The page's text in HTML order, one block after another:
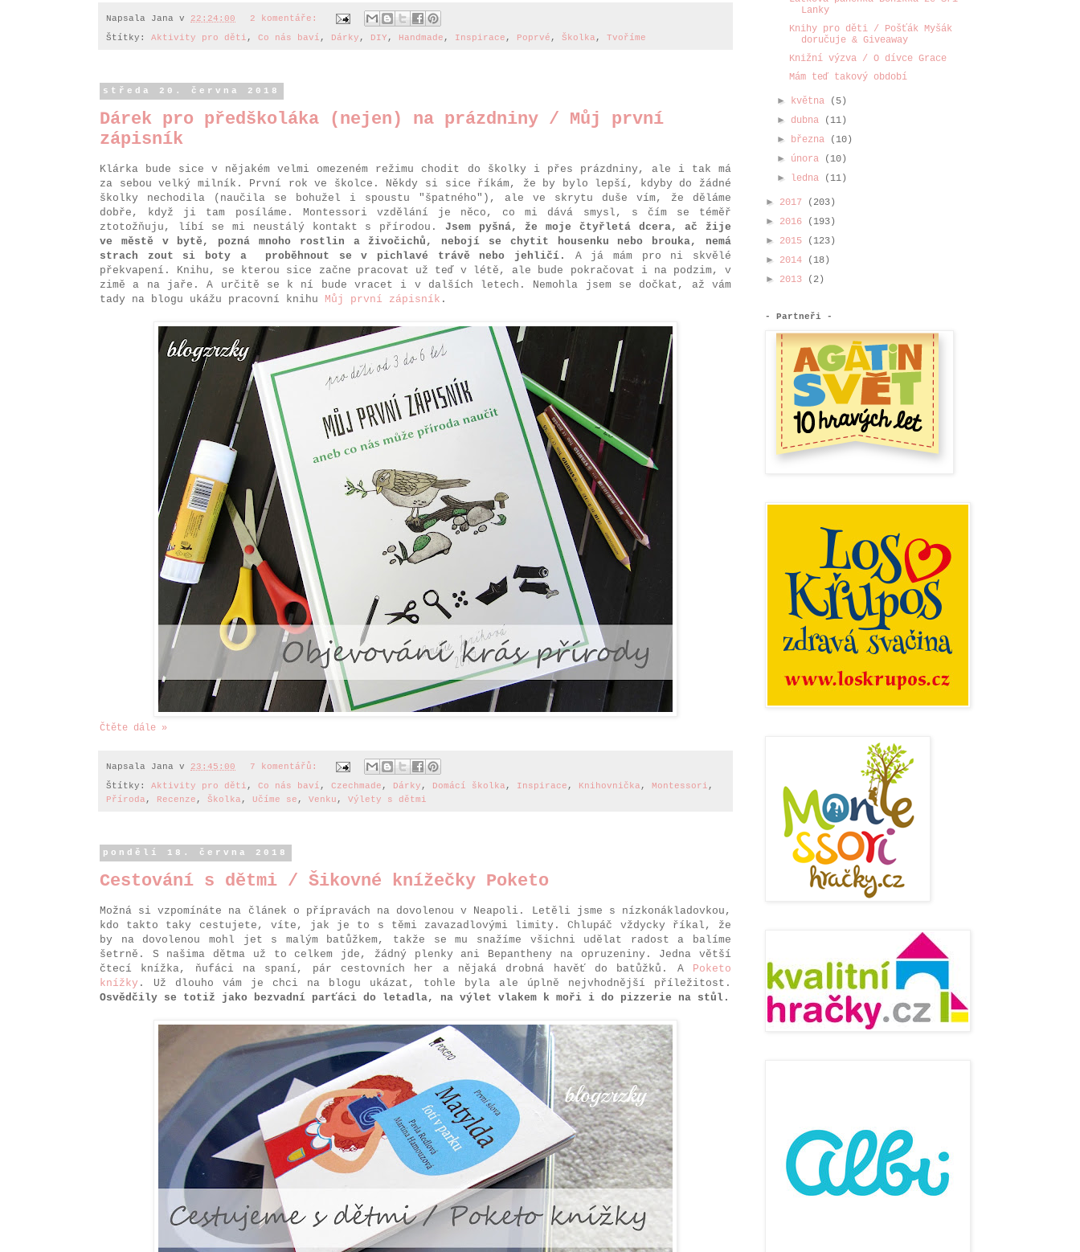
Napsala Jana v 22:24:00
2 komentáře:
Štítky: Aktivity pro děti , Co nás baví , Dárky , DIY , Handmade , Inspirace , Poprvé , Školka , Tvoříme
středa 20. června 2018
Dárek pro předškoláka (nejen) na prázdniny / Můj první
zápisník
Klárka bude sice v nějakém velmi omezeném režimu chodit do školky i přes prázdniny, ale i tak má
za sebou velký milník. První rok ve školce. Někdy si sice říkám, že by bylo lepší, kdyby do žádné
školky nechodila (naučila se bohužel i spoustu "špatného"), ale ve skrytu duše vím, že děláme
dobře, když ji tam posíláme. Montessori vzdělání je něco, co mi dává smysl, s čím se téměř
ztotožňuju, líbí se mi neustálý kontakt s přírodou. Jsem pyšná, že moje čtyřletá dcera, ač žije
ve městě v bytě, pozná mnoho rostlin a živočichů, nebojí se chytit housenku nebo brouka, nemá
strach zout si boty a proběhnout se v pichlavé trávě nebo jehličí.
A já mám pro ni skvělé
překvapení. Knihu, se kterou sice začne pracovat už teď v létě, ale bude pokračovat i na podzim, v
zimě a na jaře. A určitě se k ní bude vracet i v dalších letech. Nemohla jsem se dočkat, až vám
tady na blogu ukážu pracovní knihu
Můj první zápisník .
Čtěte dále »
Napsala Jana v 23:45:00
7 komentářů:
Štítky: Aktivity pro děti , Co nás baví , Czechmade , Dárky , Domácí školka , Inspirace , Knihovnička , Montessori ,
Příroda , Recenze , Školka , Učíme se , Venku , Výlety s dětmi
pondělí 18. června 2018
Cestování s dětmi / Šikovné knížečky Poketo
Možná si vzpomínáte na článek o přípravách na dovolenou v Neapoli. Letěli jsme s nízkonákladovkou,
kdo takto taky cestujete, víte, jak je to s těmi zavazadlovými limity. Chlupáč vždycky říkal, že
by na dovolenou mohl jet s malým batůžkem, takže se mu snažíme všichni udělat radost a balíme
šetrně. S našima dětma už to celkem jde, žádný plenky ani Bepantheny na opruzeniny. Jedna větší
čtecí knížka, ňufáci na spaní, pár cestovních her a nějaká drobná havěť do batůžků. A
Poketo
knížky . Už dlouho vám je chci na blogu ukázat, tohle byla ale úplně nejvhodnější příležitost.
Osvědčily se totiž jako bezvadní parťáci do letadla, na výlet vlakem k moři i do pizzerie na stůl.
Lanky
Knihy pro děti / Pošťák Myšák
doručuje & Giveaway
Knižní výzva / O dívce Grace
Mám teď takový období
► května
(5)
► dubna
(11)
► března
(10)
► února
(10)
►
ledna (11)
► 2017
(203)
► 2016
(193)
► 2015
(123)
► 2014
(18)
► 2013 (2)
- Partneři -